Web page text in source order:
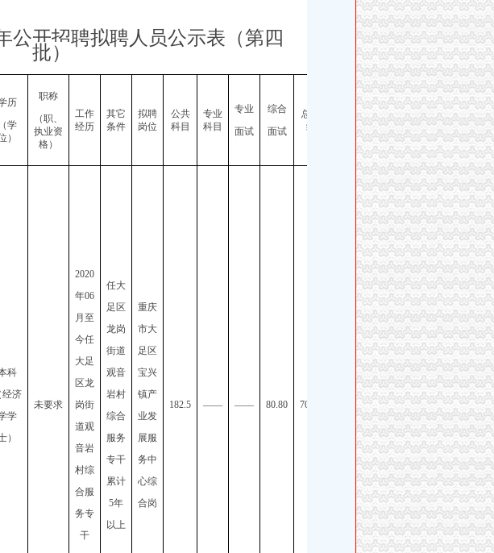
代办公示
公开招聘拟聘人员公示表 （第四
批）
历
（学
）
职称
（职、
执业资
格）
工作
经历
其它
条件
拟聘
岗位
公共
科目
专业
科目
专业
面试
综合
面试
总成
绩
科
经济
学
）
未要求
2020
年06
月至
今任
大足
区龙
岗街
道观
音岩
村综
合服
务专
干
任大
足区
龙岗
街道
观音
岩村
综合
服务
专干
累计
5年
以上
重庆
市大
足区
宝兴
镇产
业发
展服
务中
心综
合岗
182.5 —— —— 80.80 70.82